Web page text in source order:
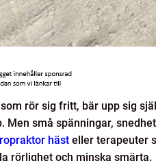
som rör sig fritt, bär upp sig
Men små spänningar,
häst eller terapeuter
rörlighet och minska smärta.